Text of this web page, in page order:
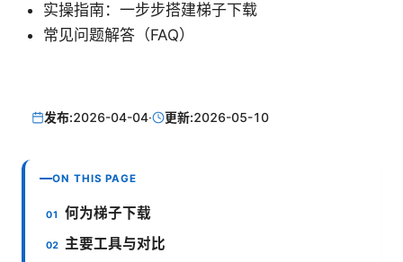
实操指南：一步步搭建梯子下载
常见问题解答（FAQ）
发布:2026-04-04· 更新:2026-05-10
ON THIS PAGE
何为梯子下载
主要工具与对比